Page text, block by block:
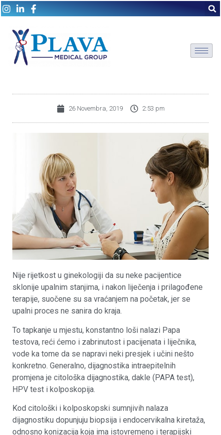
26 Novembra, 2019 2:53 pm
Nije rijetkost u ginekologiji da su neke pacijentice
sklonije upalnim stanjima, i nakon liječenja i prilagođene
terapije, suočene su sa vraćanjem na početak, jer se
upalni proces ne sanira do kraja.
To tapkanje u mjestu, konstantno loši nalazi Papa
testova, reći ćemo i zabrinutost i pacijenata i liječnika,
vode ka tome da se napravi neki presjek i učini nešto
konkretno. Generalno, dijagnostika intraepitelnih
promjena je citološka dijagnostika, dakle (PAPA test),
HPV test i kolposkopija.
Kod citološki i kolposkopski sumnjivih nalaza
dijagnostiku dopunjuju biopsija i endocervikalna kiretaža,
odnosno konizacija koja ima istovremeno i terapijski